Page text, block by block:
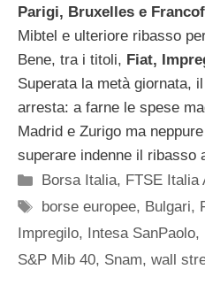
Parigi, Bruxelles e
Mibtel e ulteriore ribasso
Bene, tra i titoli, Fiat,
Superata la metà giornata,
arresta: a farne le spese
Madrid e Zurigo ma
superare indenne il ribasso
Categorie
Borsa Italia, FTSE Italia
Tag
borse europee, Bulgari,
Impregilo, Intesa SanPaolo,
S&P Mib 40, Snam, wall